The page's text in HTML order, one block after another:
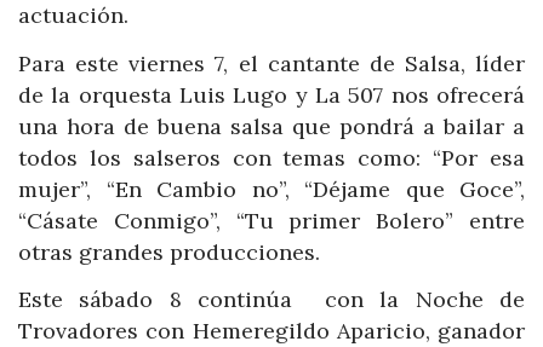
actuación.
Para este viernes 7, el cantante de Salsa, líder
de la orquesta Luis Lugo y La 507 nos ofrecerá
una hora de buena salsa que pondrá a bailar a
todos los salseros con temas como: “Por esa
mujer”, “En Cambio no”, “Déjame que Goce”,
“Cásate Conmigo”, “Tu primer Bolero” entre
otras grandes producciones.
Este sábado 8 continúa con la Noche de
Trovadores con Hemeregildo Aparicio, ganador